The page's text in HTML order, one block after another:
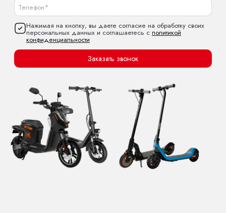
Нажимая на кнопку, вы даете согласие на обработку своих
персональных данных и соглашаетесь с политикой
конфиденциальности
Заказать звонок